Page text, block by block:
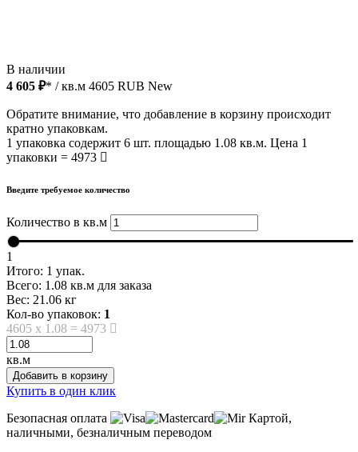
В наличии
4 605 ₽* / кв.м 4605 RUB New
Обратите внимание, что добавление в корзину происходит
кратно упаковкам.
1 упаковка содержит 6 шт. площадью 1.08 кв.м. Цена 1
упаковки = 4973
Введите требуемое количество
Количество в кв.м
1
Итого: 1 упак.
Всего: 1.08 кв.м для заказа
Вес: 21.06 кг
Кол-во упаковок: 1
4605 x 1.08 = 4973
кв.м
Добавить в корзину
Купить в один клик
Безопасная оплата
Картой,
наличными, безналичным переводом